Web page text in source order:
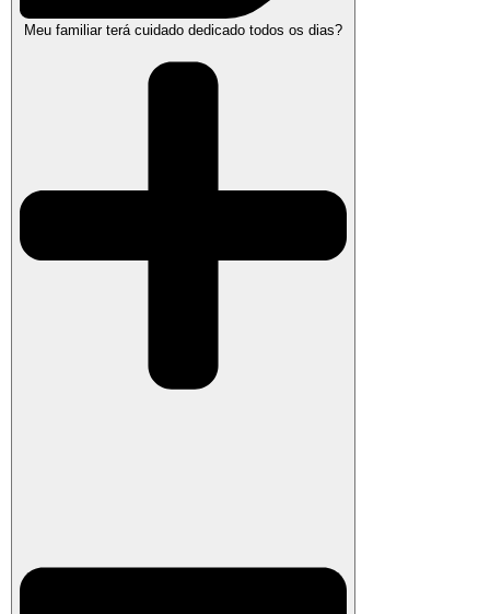
Meu familiar terá cuidado dedicado todos os dias?